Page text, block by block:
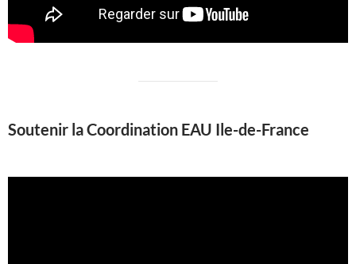
Soutenir la Coordination EAU Ile-de-France